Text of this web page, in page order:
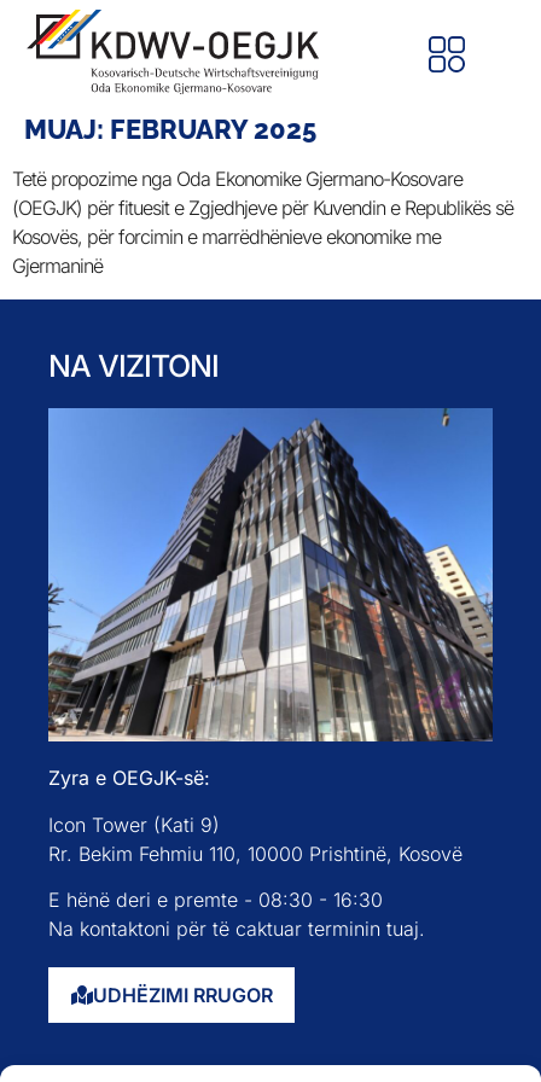
MUAJ: FEBRUARY 2025
Tetë propozime nga Oda Ekonomike Gjermano-Kosovare
(OEGJK) për fituesit e Zgjedhjeve për Kuvendin e Republikës së
Kosovës, për forcimin e marrëdhënieve ekonomike me
Gjermaninë
NA VIZITONI
Zyra e OEGJK-së:
Icon Tower (Kati 9)
Rr. Bekim Fehmiu 110, 10000 Prishtinë, Kosovë
E hënë deri e premte - 08:30 - 16:30
Na kontaktoni për të caktuar terminin tuaj.
UDHËZIMI RRUGOR